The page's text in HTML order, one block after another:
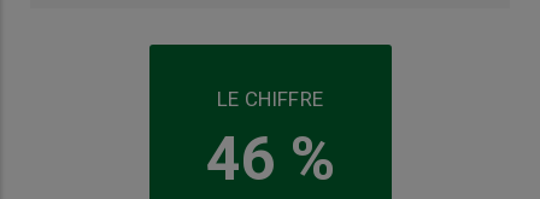
LE CHIFFRE
46 %